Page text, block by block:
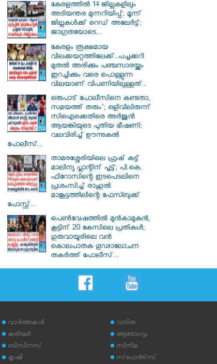
കേരളത്തിൽ 14 ജില്ലകളിലും
അടിയന്തര മുന്നറിയിപ്പ്; മൂന്ന്
ജില്ലകൾക്ക് റെഡ് അലേർട്ട്:
ജാഗ്രതയോടെ...
കേരളം രൂക്ഷമായ
വിലക്കയറ്റത്തിലേക്ക്..പച്ചക്കറി
മുതൽ അരിക്കും പഞ്ചസാരയ്ക്കും
ഇറച്ചിക്കും വരെ പൊള്ളുന്ന
വിലയാണ് വിപണിയിലുള്ളത്..
ഒരുപാട് പോലീസിനെ കണ്ടതാ,
സമയത്ത് തരും'; ഒളിവിലിരുന്ന്
സിഐക്കെതിരെ അർജുൻ
ആയങ്കിയുടെ പുതിയ ഭീഷണി:
വലവിരിച്ച് ഊന്നുകൽ
പോലീസ്...
താമരശ്ശേരിയിലെ ഫ്രഷ് കട്ട്
മാലിന്യ പ്ലാന്റിന് പൂട്ട്; പി.കെ.
ഫിറോസിന്റെ ഇടപെടലിനെ
പ്രശംസിച്ച് രാഹുൽ
മാങ്കൂട്ടത്തിലിന്റെ ഫേസ്ബുക്ക്
പോസ്റ്റ്...
പെൺവേഷത്തിൽ മുൻകാമുകൻ,
കൂട്ടിന് 20 കേസിലെ പ്രതികൾ;
ഗുരുവായൂരിലെ വൻ
കൊലപാതക ഗൂഢാലോചന
തകർത്ത് പോലീസ്...
വാര്‍ത്തകള്‍
കരിയര്‍
ബിസിനസ്
കൃഷി
വനിത
ആരോഗ്യം
സിനിമ
സ്‌പോര്‍ട്‌സ്